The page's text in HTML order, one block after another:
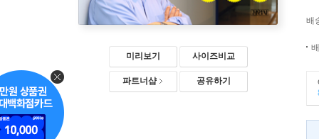
미리보기 사이즈비교
파트너샵 공유하기
배